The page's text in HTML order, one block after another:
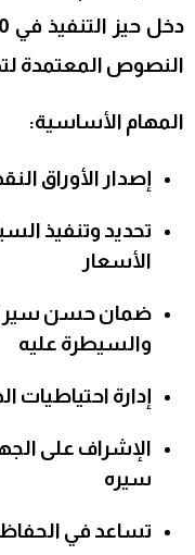
النصوص المعتمدة
المهام الأساسية:
إصدار الأوراق
تحديد وتنفيذ
الأسعار
ضمان حسن سير
والسيطرة عليه
إدارة احتياطيات
الإشراف على
سيره
تساعد في الحفاظ